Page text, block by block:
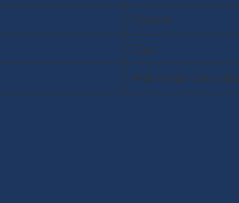
1.0mm
Cao
Mái thấp cao cấp